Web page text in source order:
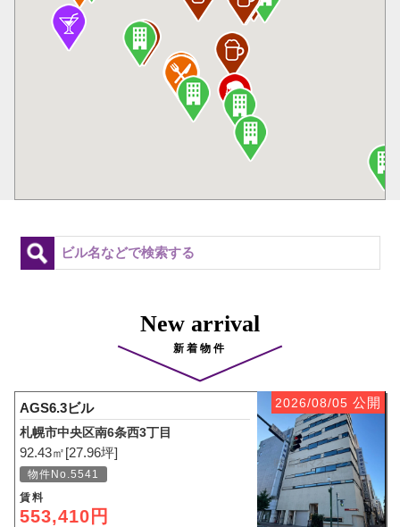
New arrival
新着物件
2026/08/05 公開
AGS6.3ビル
札幌市中央区南6条西3丁目
92.43㎡[27.96坪]
物件No.5541
賃料
553,410円